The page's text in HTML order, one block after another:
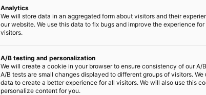
Des
à la machine
longue durée
robustes.
Analytics
We will store data in an aggregated form about visitors and their
our website. We use this data to fix bugs and improve the experience for
visitors.
A/B testing and personalization
We will create a cookie in your browser to ensure consistency of our A/
A/B tests are small changes displayed to different groups of visitors. We
data to create a better experience for all visitors. We will also use this
personalize content for you.